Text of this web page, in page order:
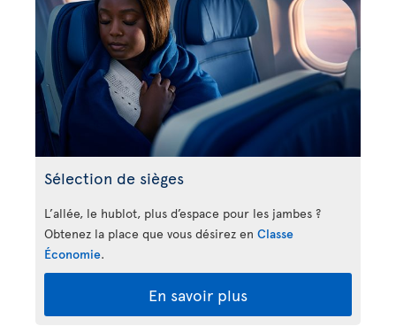
Sélection de sièges
L’allée, le hublot, plus d’espace pour les jambes ?
Obtenez la place que vous désirez en Classe
Économie.
En savoir plus